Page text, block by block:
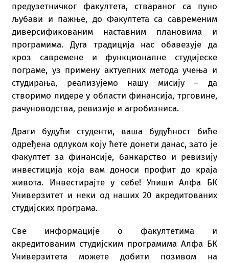
предузетничког факултета, ствараног са пуно
љубави и пажње, до Факултета са савременим
диверсификованим наставним плановима и
програмима. Дуга традиција нас обавезује да
кроз савремене и функционалне студијеске
пограме, уз примену актуелних метода учења и
студирања, реализујемо нашу мисију – да
створимо лидере у области финансија, трговине,
рачуноводства, ревизије и агробизниса.
Драги будући студенти, ваша будућност биће
одређена одлуком коју ћете донети данас, зато је
Факултет за финансије, банкарство и ревизију
инвестиција која вам доноси профит до краја
живота. Инвестирајте у себе! Упиши Алфа БК
Универзитет и неки од наших 20 акредитованих
студијских програма.
Све информације о факултетима и
акредитованим студијским програмима Алфа БК
Универзитета можете добити позивом на